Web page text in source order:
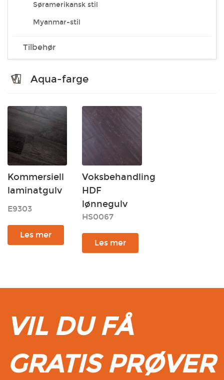
Søramerikansk stil
Myanmar-stil
Tilbehør
Aqua-farge
Kommersiell
laminatgulv
E9303
Les mer
Voksbehandling
HDF
lønnegulv
HS0067
Les mer
VIL DU FÅ
GRATIS PRØVER